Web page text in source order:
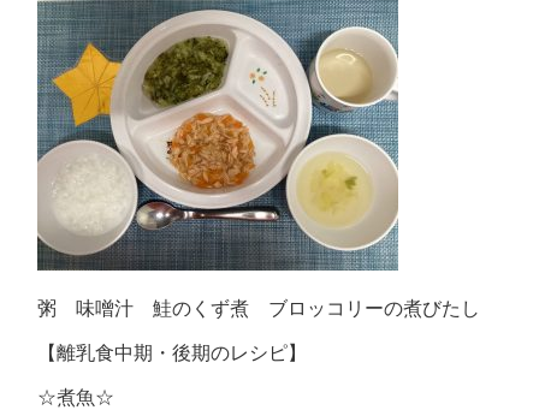
粥 味噌汁 鮭のくず煮 ブロッコリーの煮びたし
【離乳食中期・後期のレシピ】
☆煮魚☆